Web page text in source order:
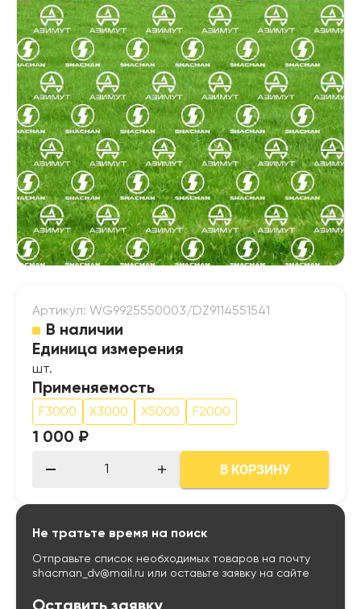
Артикул: WG9925550003/DZ9114551541
В наличии
Единица измерения
шт.
Применяемость
F3000 X3000 X5000 F2000
1 000 ₽
В КОРЗИНУ
Не тратьте время на поиск
Отправьте список необходимых товаров на почту
shacman_dv@mail.ru или оставьте заявку на сайте